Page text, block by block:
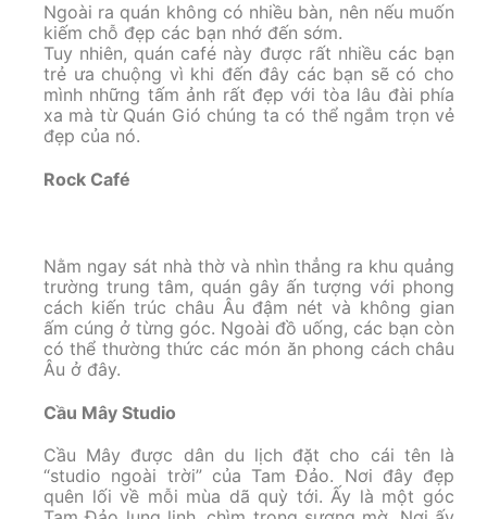
Ngoài ra quán không có nhiều bàn, nên nếu muốn
kiếm chỗ đẹp các bạn nhớ đến sớm.
Tuy nhiên, quán café này được rất nhiều các bạn
trẻ ưa chuộng vì khi đến đây các bạn sẽ có cho
mình những tấm ảnh rất đẹp với tòa lâu đài phía
xa mà từ Quán Gió chúng ta có thể ngắm trọn vẻ
đẹp của nó.
Rock Café
Nằm ngay sát nhà thờ và nhìn thẳng ra khu quảng
trường trung tâm, quán gây ấn tượng với phong
cách kiến trúc châu Âu đậm nét và không gian
ấm cúng ở từng góc. Ngoài đồ uống, các bạn còn
có thể thường thức các món ăn phong cách châu
Âu ở đây.
Cầu Mây Studio
Cầu Mây được dân du lịch đặt cho cái tên là
“studio ngoài trời” của Tam Đảo. Nơi đây đẹp
quên lối về mỗi mùa dã quỳ tới. Ấy là một góc